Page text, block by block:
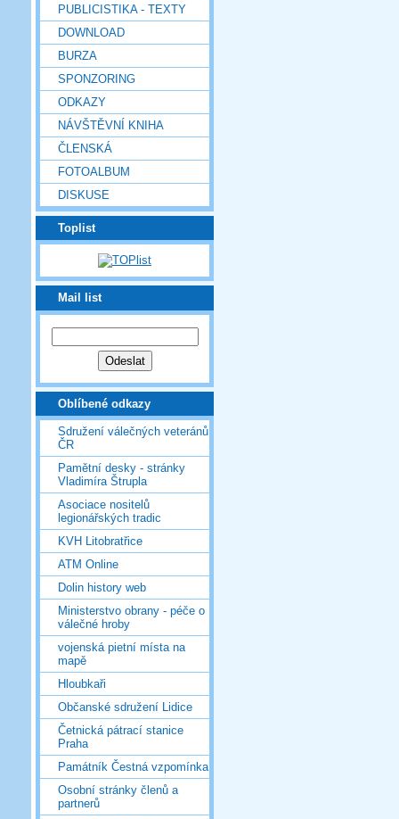
PUBLICISTIKA - TEXTY
DOWNLOAD
BURZA
SPONZORING
ODKAZY
NÁVŠTĚVNÍ KNIHA
ČLENSKÁ
FOTOALBUM
DISKUSE
Toplist
Mail list
Oblíbené odkazy
Sdružení válečných veteránů
ČR
Pamětní desky - stránky
Vladimíra Štrupla
Asociace nositelů
legionářských tradic
KVH Litobratřice
ATM Online
Dolin history web
Ministerstvo obrany - péče o
válečné hroby
vojenská pietní místa na
mapě
Hloubkaři
Občanské sdružení Lidice
Četnická pátrací stanice
Praha
Památník Čestná vzpomínka
Osobní stránky členů a
partnerů